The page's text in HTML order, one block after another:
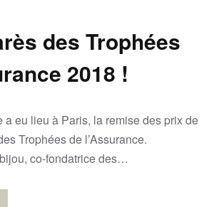
des Trophées
2018 !
a eu lieu à Paris, la remise des prix de
Trophées de l’Assurance.
co-fondatrice des…